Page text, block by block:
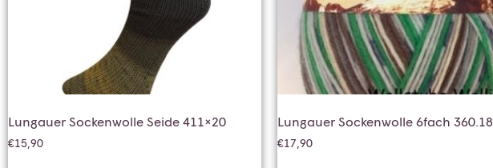
Lungauer Sockenwolle Seide 411×20
€15,90
Lungauer Sockenwolle 6fach 360.18
€17,90